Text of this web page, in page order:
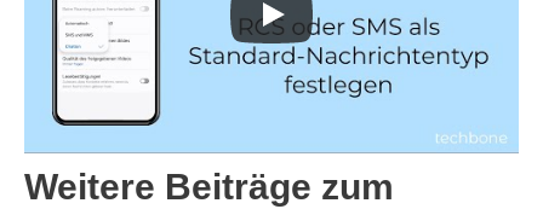
Weitere Beiträge zum